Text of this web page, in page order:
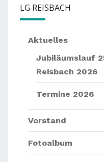
LG REISBACH
Aktuelles
Jubiläumslauf
Reisbach 2026
Termine 2026
Vorstand
Fotoalbum